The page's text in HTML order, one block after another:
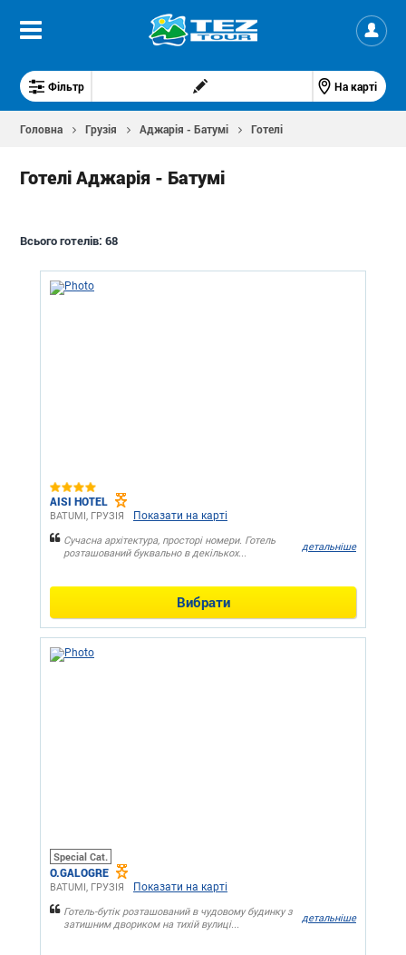
Фільтр На карті
Головна Грузія Аджарія - Батумі Готелі
Готелі Аджарія - Батумі
Всього готелів:68
AISI HOTEL
BATUMI, ГРУЗІЯ Показати на карті
Сучасна архітектура, просторі номери. Готель
розташований буквально в декількох...
детальніше
Вибрати
Special Cat.
O.GALOGRE
BATUMI, ГРУЗІЯ Показати на карті
Готель-бутік розташований в чудовому будинку з
затишним двориком на тихій вулиці...
детальніше